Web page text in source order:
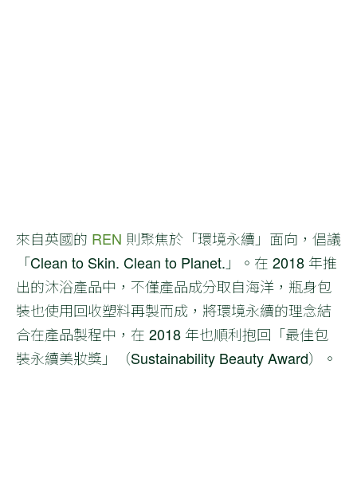
來自英國的 REN 則聚焦於「環境永續」面向，倡議
「Clean to Skin. Clean to Planet.」。在 2018 年推
出的沐浴產品中，不僅產品成分取自海洋，瓶身包
裝也使用回收塑料再製而成，將環境永續的理念結
合在產品製程中，在 2018 年也順利抱回「最佳包
裝永續美妝獎」（Sustainability Beauty Award）。